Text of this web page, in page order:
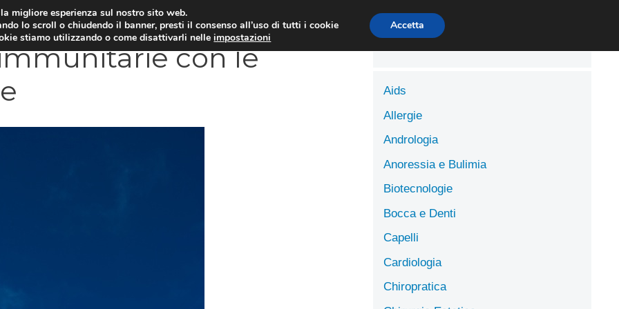
NEUROLOGIA CARDIOLOGIA SCIENZE DELL’ALIMENTAZIONE
con le
Aids
Allergie
Andrologia
Anoressia e Bulimia
Biotecnologie
Bocca e Denti
Capelli
Cardiologia
Chiropratica
migliore esperienza sul nostro sito web.
lo scroll o chiudendo il banner, presti il consenso all’uso di tutti i cookie
stiamo utilizzando o come disattivarli nelleimpostazioni
Accetta